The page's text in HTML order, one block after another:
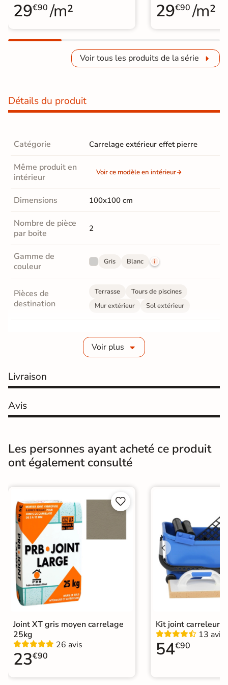
29€90 /m² 29€90 /m²
Voir tous les produits de la série
Détails du produit
Catégorie Carrelage extérieur effet pierre
Même produit en
intérieur
Voir ce modèle en intérieur
Dimensions 100x100 cm
Nombre de pièce
par boite
2
Gamme de
couleur
Gris Blanc
Pièces de
destination
Terrasse
Tours de piscines
Mur extérieur
Sol extérieur
10 mm
Coefficient
antidérapant
Coefficient
antidérapant
C
Résistance à
l'usure
Gr4 - Très résistant
Bords rectifié
Finition
Surface
Résistant au Gel
Conditionnement
Choix 1er Choix
Pose
Voir plus
Livraison
Avis
Les personnes ayant acheté ce produit
ont également consulté


Joint XT gris moyen carrelage
25kg
26 avis
23€90
Kit joint carreleur
13 avis
54€90